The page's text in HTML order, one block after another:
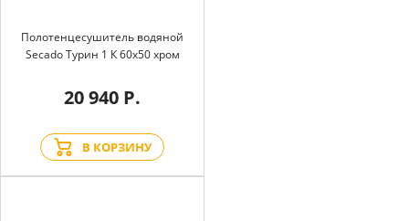
Полотенцесушитель водяной
Secado Турин 1 К 60x50 хром
20 940 Р.
В КОРЗИНУ